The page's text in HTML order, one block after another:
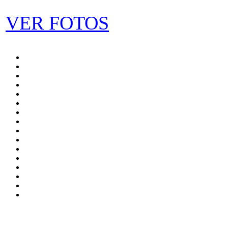
VER FOTOS